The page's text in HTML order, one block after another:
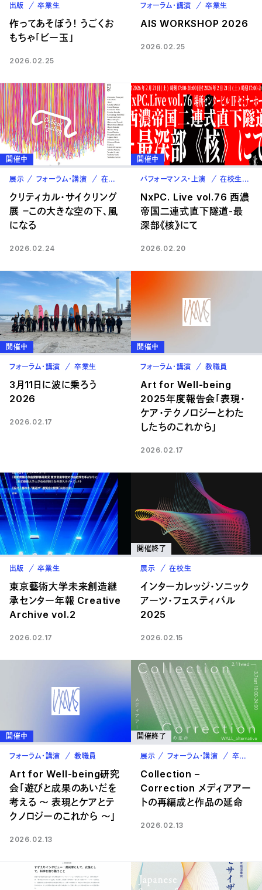
出版 卒業生
作ってあそぼう！ うごくお
もちゃ「ビー玉」
2026.02.25
フォーラム・講演 卒業生
AIS WORKSHOP 2026
2026.02.25
開催中
展示 フォーラム・講演 在校生 教職員 卒業生
クリティカル・サイクリング
展 －この大きな空の下、風
になる
2026.02.24
開催中
パフォーマンス・上演 在校生
NxPC. Live vol.76 西濃
帝国二連式直下隧道-最
深部《核》にて
2026.02.20
開催中
フォーラム・講演 卒業生
3月11日に波に乗ろう
2026
2026.02.17
開催中
フォーラム・講演 教職員
Art for Well-being
2025年度報告会「表現・
ケア・テクノロジーとわた
したちのこれから」
2026.02.17
出版 卒業生
東京藝術大学未来創造継
承センター年報 Creative
Archive vol.2
2026.02.17
開催終了
展示 在校生
インターカレッジ・ソニック
アーツ・フェスティバル
2025
2026.02.15
開催中
フォーラム・講演 教職員
Art for Well-being研究
会「遊びと成果のあいだを
考える ～ 表現とケアとテ
クノロジーのこれから ～」
2026.02.13
開催終了
展示 フォーラム・講演 卒業生
Collection –
Correction メディアアー
トの再編成と作品の延命
2026.02.13